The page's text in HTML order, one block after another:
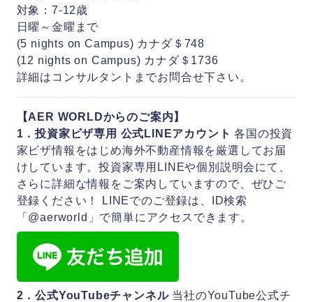
対象：7-12歳
日曜～金曜まで
(5 nights on Campus) カナダ＄748
(12 nights on Campus) カナダ＄1736
詳細はコンサルタントまでお問合せ下さい。
【AER WORLDからのご案内】
1．投資家ビザ専用 公式LINEアカウント 各国の投資
家ビザ情報をはじめ海外不動産情報を厳選してお届
けしています。投資家専用LINEや個別説明会にて、
さらに詳細な情報をご案内していますので、ぜひご
登録ください！ LINEでのご登録は、ID検索
「@aerworld」で簡単にアクセスできます。
2．公式YouTubeチャンネル 当社のYouTube公式チ